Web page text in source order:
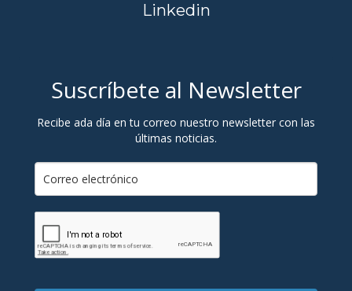
Linkedin
Suscríbete al Newsletter
Recibe ada día en tu correo nuestro newsletter con las
últimas noticias.